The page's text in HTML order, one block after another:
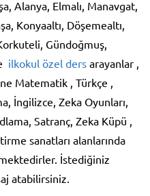
Alanya, Elmalı, Manavgat,
Konyaaltı, Döşemealtı,
Gündoğmuş,
ilkokul özel ders arayanlar ,
Matematik , Türkçe ,
İngilizce, Zeka Oyunları,
Satranç, Zeka Küpü ,
sanatları alanlarında
İstediğiniz
atabilirsiniz.